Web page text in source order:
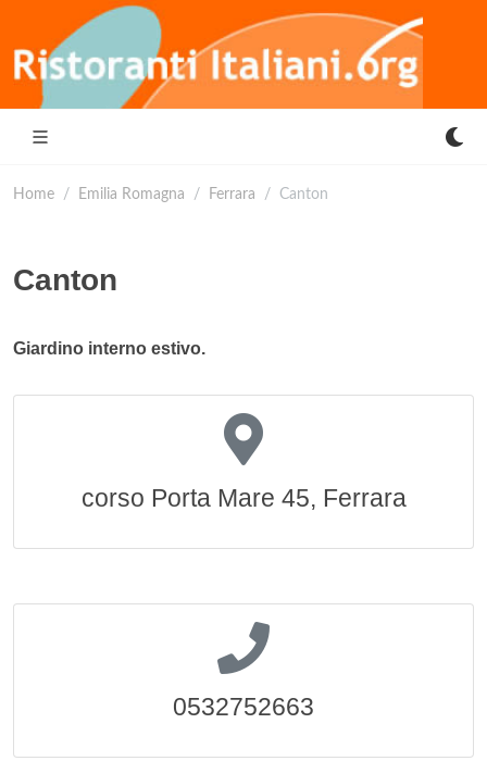
Home Emilia Romagna Ferrara Canton
Canton
Giardino interno estivo.
corso Porta Mare 45, Ferrara
0532752663